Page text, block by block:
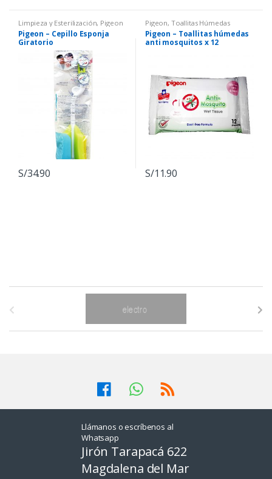
Limpieza y Esterilización, Pigeon
Pigeon – Cepillo Esponja
Giratorio
S/34.90
Pigeon, Toallitas Húmedas
Pigeon – Toallitas húmedas
anti mosquitos x 12
S/11.90
Llámanos o escríbenos al
Whatsapp
Jirón Tarapacá 622
Magdalena del Mar